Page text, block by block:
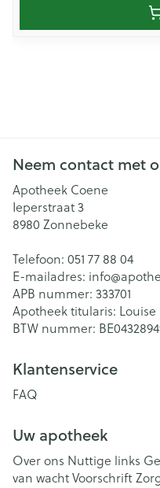
Neem contact met
Apotheek Coene
Ieperstraat 3
8980 Zonnebeke
Telefoon: 051 77 88 04
E-mailadres: info@
APB nummer: 333701
Apotheek titularis:
BTW nummer:
Klantenservice
FAQ
Uw apotheek
Over ons Nuttige links
van wachtVoorschrift